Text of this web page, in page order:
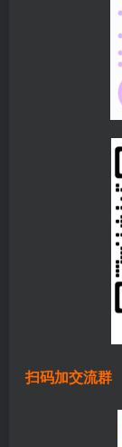
扫码加交流群